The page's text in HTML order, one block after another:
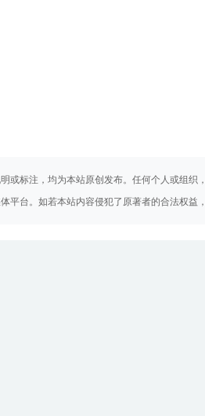
或标注，均为本站原创发布。任何个人或组织
平台。如若本站内容侵犯了原著者的合法权益